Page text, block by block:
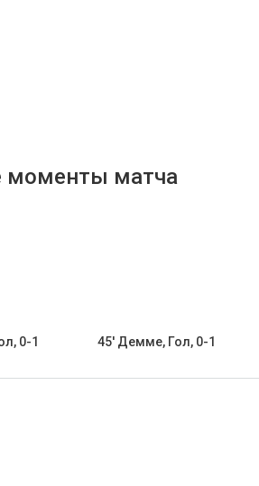
моменты матча
0-1 45' Демме, Гол, 0-1